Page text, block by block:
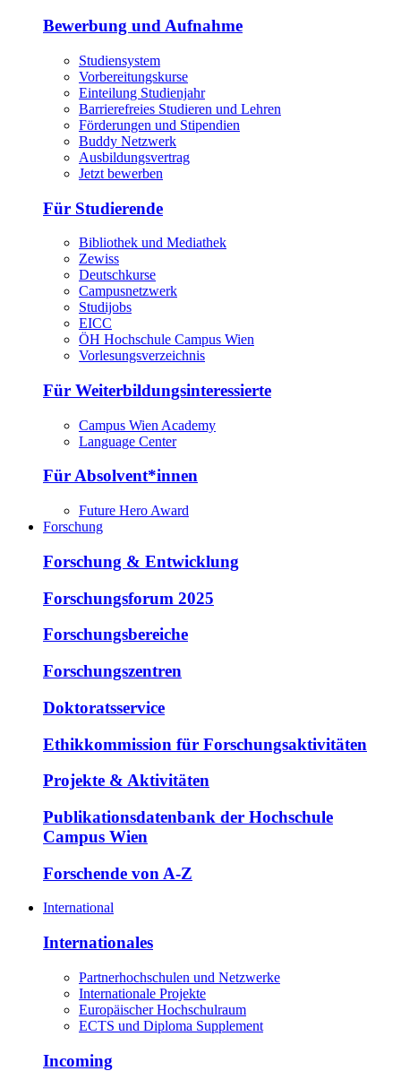
Bewerbung und Aufnahme
Studiensystem
Vorbereitungskurse
Einteilung Studienjahr
Barrierefreies Studieren und Lehren
Förderungen und Stipendien
Buddy Netzwerk
Ausbildungsvertrag
Jetzt bewerben
Für Studierende
Bibliothek und Mediathek
Zewiss
Deutschkurse
Campusnetzwerk
Studijobs
EICC
ÖH Hochschule Campus Wien
Vorlesungsverzeichnis
Für Weiterbildungsinteressierte
Campus Wien Academy
Language Center
Für Absolvent*innen
Future Hero Award
Forschung
Forschung & Entwicklung
Forschungsforum 2025
Forschungsbereiche
Forschungszentren
Doktoratsservice
Ethikkommission für Forschungsaktivitäten
Projekte & Aktivitäten
Publikationsdatenbank der Hochschule
Campus Wien
Forschende von A-Z
International
Internationales
Partnerhochschulen und Netzwerke
Internationale Projekte
Europäischer Hochschulraum
ECTS und Diploma Supplement
Incoming